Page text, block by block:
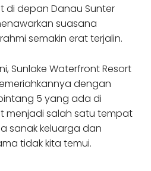
di depan Danau Sunter
suasana
semakin erat terjalin.
Sunlake Waterfront Resort
dengan
5 yang ada di
menjadi salah satu tempat
sanak keluarga dan
tidak kita temui.